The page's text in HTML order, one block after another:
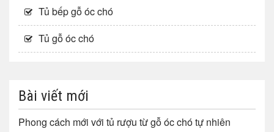
Tủ bếp gỗ óc chó
Tủ gỗ óc chó
Bài viết mới
Phong cách mới với tủ rượu từ gỗ óc chó tự nhiên